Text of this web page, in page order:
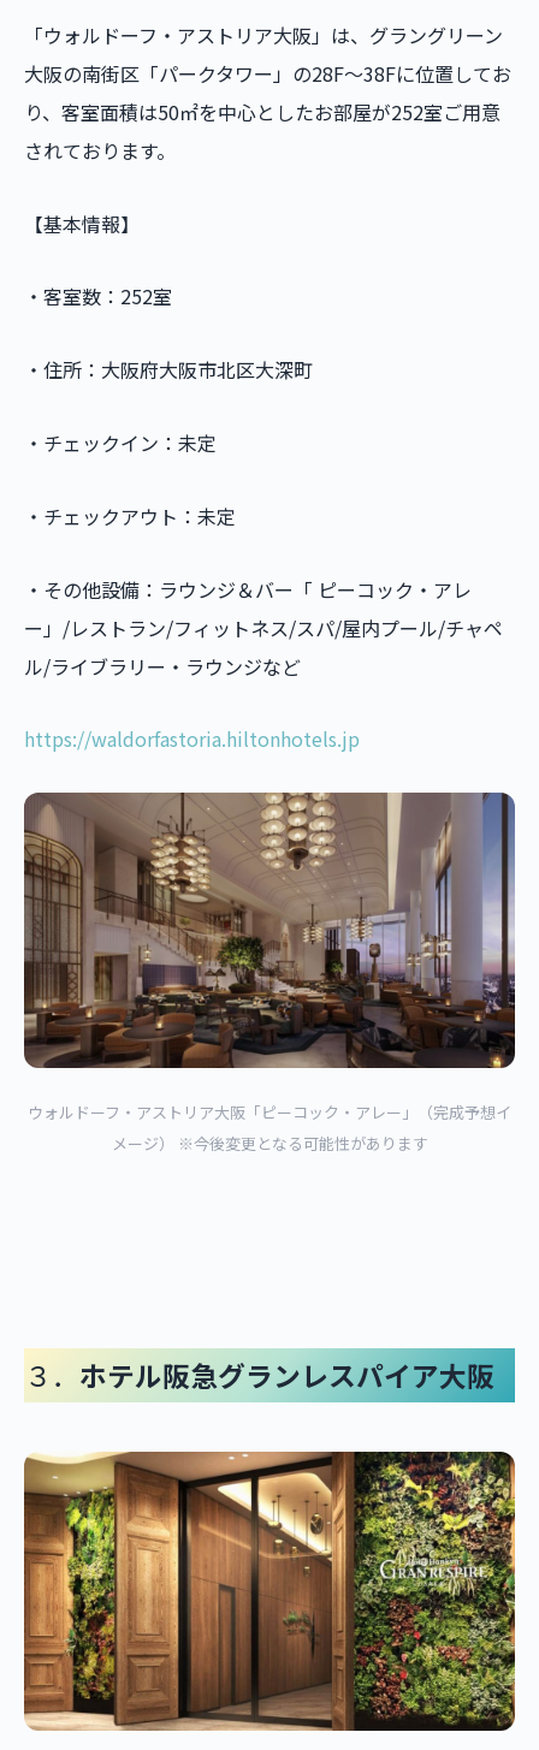
「ウォルドーフ・アストリア大阪」は、グラングリーン
大阪の南街区「パークタワー」の28F～38Fに位置してお
り、客室面積は50㎡を中心としたお部屋が252室ご用意
されております。
【基本情報】
・客室数：252室
・住所：大阪府大阪市北区大深町
・チェックイン：未定
・チェックアウト：未定
・その他設備：ラウンジ＆バー「 ピーコック・アレ
ー」/レストラン/フィットネス/スパ/屋内プール/チャペ
ル/ライブラリー・ラウンジなど
https://waldorfastoria.hiltonhotels.jp
ウォルドーフ・アストリア大阪「ピーコック・アレー」（完成予想イ
メージ） ※今後変更となる可能性があります
３． ホテル阪急グランレスパイア大阪